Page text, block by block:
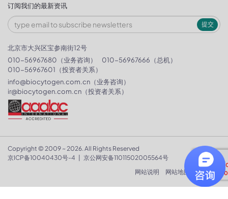
订阅我们的最新资讯
提交
北京市大兴区宝参南街12号
010-56967680（业务咨询）
010-56967666（总机）
010-56967601（投资者关系）
info@biocytogen.com.cn （业务咨询）
ir@biocytogen.com.cn （投资者关系）
Copyright © 2009 ~ 2026. All Rights Reserved
京ICP备10040430号-4
京公网安备11011502005564号
网站说明
网站地图 隐私政策